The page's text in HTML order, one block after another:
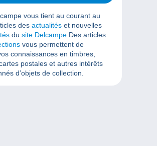
vous tient au courant au
des actualités et nouvelles
du site Delcampe Des articles
vous permettent de
connaissances en timbres,
postales et autres intérêts
d’objets de collection.